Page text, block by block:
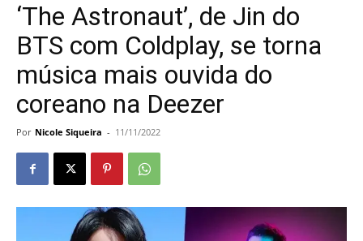
‘The Astronaut’, de Jin do
BTS com Coldplay, se torna
música mais ouvida do
coreano na Deezer
Por Nicole Siqueira - 11/11/2022